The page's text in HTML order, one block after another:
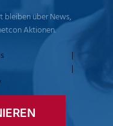
über News,
Aktionen.
|
|